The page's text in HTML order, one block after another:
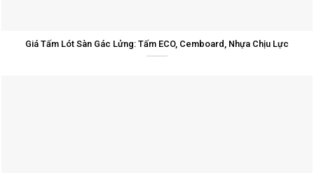
Giá Tấm Lót Sàn Gác Lửng: Tấm ECO, Cemboard, Nhựa Chịu Lực